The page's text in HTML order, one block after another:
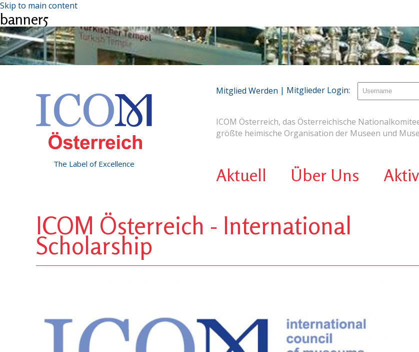
Skip to main content
banner5
The Label of Excellence
ICOM Österreich, das Österreichische
größte heimische Organisation der Museen und
Aktuell Über Uns
Mitglied Werden | Mitglieder Login:
ICOM Österreich - International
Scholarship